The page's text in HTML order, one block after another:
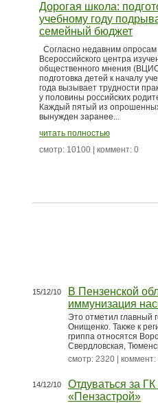
Дорогая школа:
учебному году
семейный бюджет
Согласно недавним опросам
Всероссийского центра
общественного мнения
подготовка детей к началу
года вызывает трудности
у половины российских
Каждый пятый из
вынужден заранее...
читать полностью
смотр: 10100 | коммент: 0
15/12/10
В Пензенской
иммунизация
Это отметил главный
Онищенко. Также к
гриппа относятся
Свердловская,
смотр: 2320 | коммент:
14/12/10
Отдуваться за
«Пензастрой»